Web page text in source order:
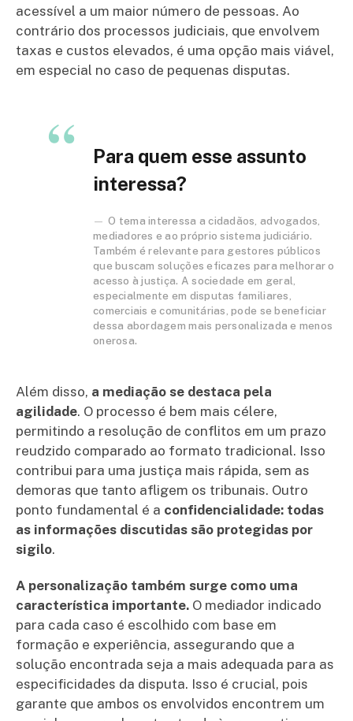
acessível a um maior número de pessoas. Ao
contrário dos processos judiciais, que envolvem
taxas e custos elevados, é uma opção mais viável,
em especial no caso de pequenas disputas.
Para quem esse assunto
interessa?
O tema interessa a cidadãos, advogados,
mediadores e ao próprio sistema judiciário.
Também é relevante para gestores públicos
que buscam soluções eficazes para melhorar o
acesso à justiça. A sociedade em geral,
especialmente em disputas familiares,
comerciais e comunitárias, pode se beneficiar
dessa abordagem mais personalizada e menos
onerosa.
Além disso, a mediação se destaca pela
agilidade. O processo é bem mais célere,
permitindo a resolução de conflitos em um prazo
reudzido comparado ao formato tradicional. Isso
contribui para uma justiça mais rápida, sem as
demoras que tanto afligem os tribunais. Outro
ponto fundamental é a confidencialidade: todas
as informações discutidas são protegidas por
sigilo.
A personalização também surge como uma
característica importante. O mediador indicado
para cada caso é escolhido com base em
formação e experiência, assegurando que a
solução encontrada seja a mais adequada para as
especificidades da disputa. Isso é crucial, pois
garante que ambos os envolvidos encontrem um